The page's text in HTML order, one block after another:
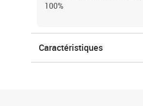
100%
Caractéristiques